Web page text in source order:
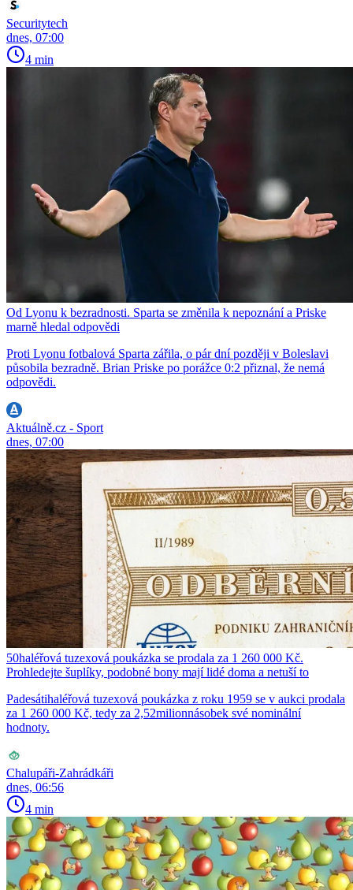
Securitytech
dnes, 07:00
4 min
Od Lyonu k bezradnosti. Sparta se změnila k nepoznání a Priske
marně hledal odpovědi
Proti Lyonu fotbalová Sparta zářila, o pár dní později v Boleslavi
působila bezradně. Brian Priske po porážce 0:2 přiznal, že nemá
odpovědi.
Aktuálně.cz - Sport
dnes, 07:00
50haléřová tuzexová poukázka se prodala za 1 260 000 Kč.
Prohledejte šuplíky, podobné bony mají lidé doma a netuší to
Padesátihaléřová tuzexová poukázka z roku 1959 se v aukci prodala
za 1 260 000 Kč, tedy za 2,52milionnásobek své nominální
hodnoty.
Chalupáři-Zahrádkáři
dnes, 06:56
4 min